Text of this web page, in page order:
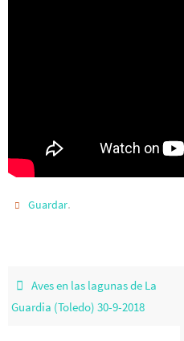
Guardar.
Aves en las lagunas de La
Guardia (Toledo) 30-9-2018